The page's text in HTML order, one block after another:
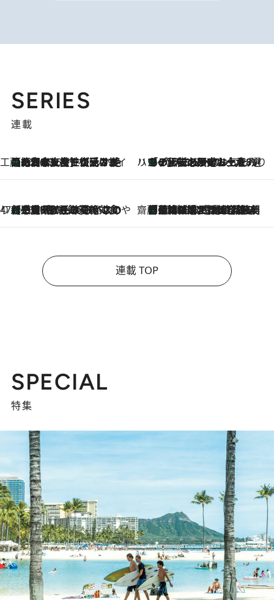
SERIES
連載
工藤まやのおもてなしハワイ
2026.8.6
【ハワイ土産】ローカルの絶大な支持で復活！ 絶品の幻クッキー《元ファンの日本人女性が受け継いだ名店》 ハワイ賢者 リサのお気に入りリスト2026.8.6
あの伝説の限定トートも！ リニューアルした「ディーン＆デルーカ ハワイ」で必須のお土産8選
47都道府県の手みやげ ひんやりスイーツで夏を満喫
2026.8.6
【三重県】この夏絶対食べたい 冷やしておいしいおやつ3選 お餅×アイスの新感覚スイーツ 齋藤 薫 美容脳ルネサンス
2026.8.6
「荷物が増えるほど旅ストレスは増す」美容ジャーナリストがたどり着いた最終結論。“化粧品を劇的に減らす”感動の凝縮美容とは
連載 TOP
SPECIAL
特集